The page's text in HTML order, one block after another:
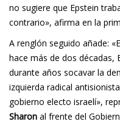
no sugiere que Epstein
contrario», afirma en la
A renglón seguido añade:
hace más de dos décadas,
durante años socavar la
izquierda radical
gobierno electo israelí»,
Sharon al frente del